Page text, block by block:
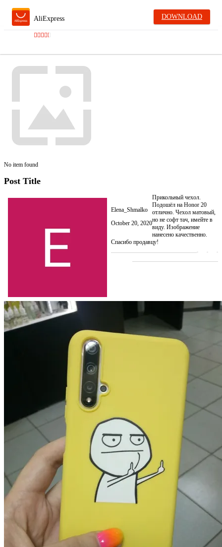
AliExpress DOWNLOAD
No item found
Post Title
Elena_Shmalko
October 20, 2020
Прикольный чехол.
Подошёл на Honor 20
отлично. Чехол матовый,
но не софт тач, имейте в
виду. Изображение
нанесено качественно.
Спасибо продавцу!